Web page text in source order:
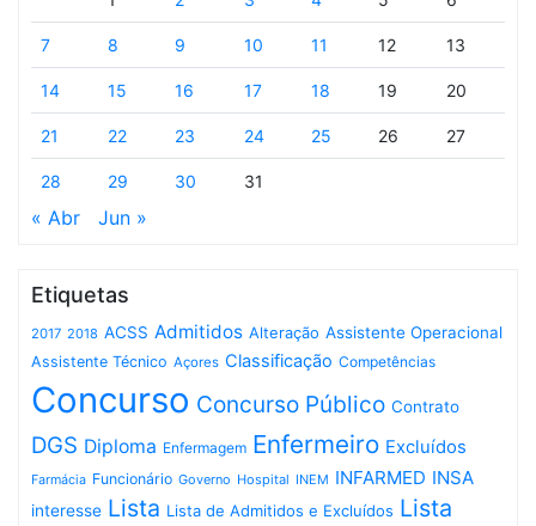
7 8 9 10 11 12 13
14 15 16 17 18 19 20
21 22 23 24 25 26 27
28 29 30 31
« Abr Jun »
Etiquetas
2017 2018 ACSS Admitidos Alteração Assistente Operacional
Assistente Técnico Açores Classificação Competências
Concurso Concurso Público Contrato
DGS Diploma Enfermagem Enfermeiro Excluídos
Farmácia Funcionário Governo Hospital INEM INFARMED INSA
interesse Lista Lista de Admitidos e Excluídos Lista